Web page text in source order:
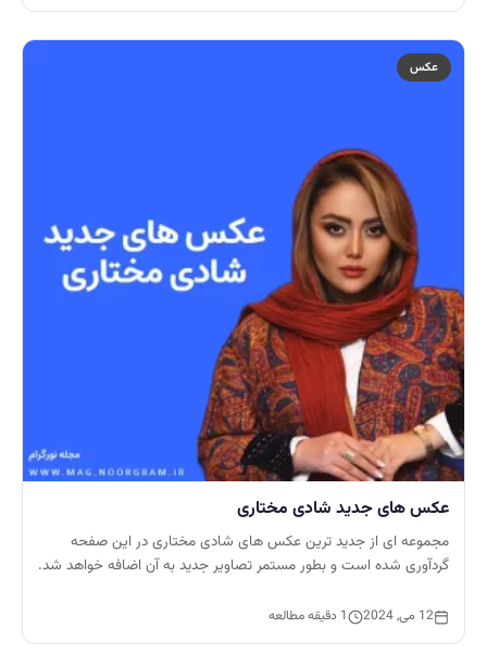
عکس
عکس های جدید شادی مختاری
مجموعه ای از جدید ترین عکس های شادی مختاری در این صفحه
گردآوری شده است و بطور مستمر تصاویر جدید به آن اضافه خواهد شد.
12 می, 2024 1 دقیقه مطالعه